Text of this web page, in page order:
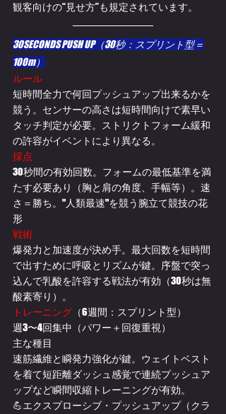
観客向けの“見せ方”も規定されています。
30SECONDS PUSH UP（30秒：スプリント型＝
100m）
ルール
短時間全力で何回プッシュアップ出来るかを
競う。センサーの高さは短時間向けで素早い
タッチ判定が必要。ストリクトフォーム緩和
の許容がイベントにより異なる。
採点
30秒間の有効回数。フォームの最低基準を満
たす必要あり（胸と肩の角度、手幅等）。速
さ＝勝ち。"人類最速"を競う腕立て競技の花
形
戦術
爆発力と加速度が決め手。最大回数を短時間
で出すために呼吸とリズムが鍵。序盤で突っ
込んで乳酸を許容する戦法が有効（30秒は無
酸素寄り）。
トレーニング （6週間：スプリント型）
週3〜4回集中（パワー＋回復重視）
主な種目
速筋繊維と瞬発力強化が鍵。ウェイトベスト
を着て短距離ダッシュ感覚で連続プッシュア
ップなど瞬間収縮トレーニングが有効。
💪エクスプローシブ・プッシュアップ（クラ